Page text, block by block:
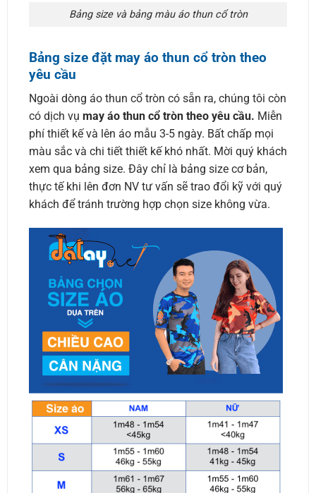
Bảng size và bảng màu áo thun cổ tròn
Bảng size đặt may áo thun cổ tròn theo
yêu cầu
Ngoài dòng áo thun cổ tròn có sẵn ra, chúng tôi còn
có dịch vụ may áo thun cổ tròn theo yêu cầu. Miễn
phí thiết kế và lên áo mẫu 3-5 ngày. Bất chấp mọi
màu sắc và chi tiết thiết kế khó nhất. Mời quý khách
xem qua bảng size. Đây chỉ là bảng size cơ bản,
thực tế khi lên đơn NV tư vấn sẽ trao đổi kỹ với quý
khách để tránh trường hợp chọn size không vừa.